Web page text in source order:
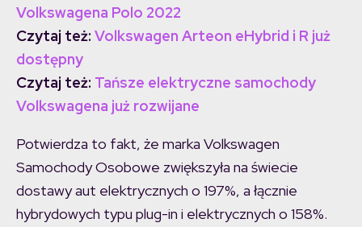
Volkswagena Polo 2022
Czytaj też: Volkswagen Arteon eHybrid i R już
dostępny
Czytaj też: Tańsze elektryczne samochody
Volkswagena już rozwijane
Potwierdza to fakt, że marka Volkswagen
Samochody Osobowe zwiększyła na świecie
dostawy aut elektrycznych o 197%, a łącznie
hybrydowych typu plug-in i elektrycznych o 158%.